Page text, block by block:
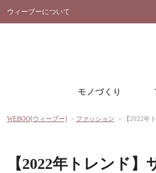
ウィーブーについて
モノづくり
WEBOO[ウィーブー] > ファッション > 【2022年
【2022年トレンド